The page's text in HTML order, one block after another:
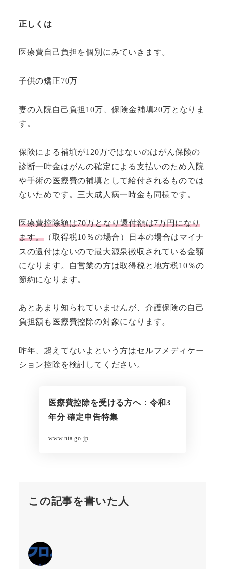
正しくは
医療費自己負担を個別にみていきます。
子供の矯正70万
妻の入院自己負担10万、保険金補填20万となりま
す。
保険による補填が120万ではないのはがん保険の
診断一時金はがんの確定による支払いのため入院
や手術の医療費の補填として給付されるものでは
ないためです。三大成人病一時金も同様です。
医療費控除額は70万となり還付額は7万円になり
ます。 （取得税10％の場合）日本の場合はマイナ
スの還付はないので最大源泉徴収されている金額
になります。自営業の方は取得税と地方税10％の
節約になります。
あとあまり知られていませんが、介護保険の自己
負担額も医療費控除の対象になります。
昨年、超えてないよという方はセルフメディケー
ション控除を検討してください。
医療費控除を受ける方へ：令和3
年分 確定申告特集
www.nta.go.jp
この記事を書いた人